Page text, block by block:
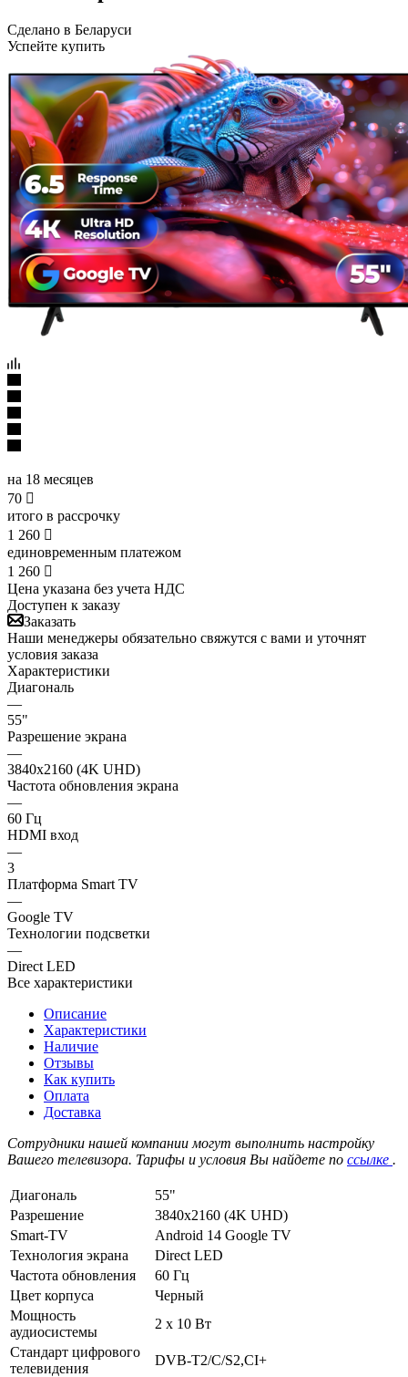
Сделано в Беларуси
Успейте купить
на 18 месяцев
70 
итого в рассрочку
1 260 
единовременным платежом
1 260 
Цена указана без учета НДС
Доступен к заказу
Заказать
Наши менеджеры обязательно свяжутся с вами и уточнят
условия заказа
Характеристики
Диагональ
—
55"
Разрешение экрана
—
3840x2160 (4K UHD)
Частота обновления экрана
—
60 Гц
HDMI вход
—
3
Платформа Smart TV
—
Google TV
Технологии подсветки
—
Direct LED
Все характеристики
Описание
Характеристики
Наличие
Отзывы
Как купить
Оплата
Доставка
Сотрудники нашей компании могут выполнить настройку
Вашего телевизора. Тарифы и условия Вы найдете по ссылке .
Диагональ
55"
Разрешение
3840x2160 (4K UHD)
Smart-TV
Android 14 Google TV
Технология экрана
Direct LED
Частота обновления
60 Гц
Цвет корпуса
Черный
Мощность
аудиосистемы
2 х 10 Вт
Стандарт цифрового
телевидения
DVB-T2/C/S2,CI+